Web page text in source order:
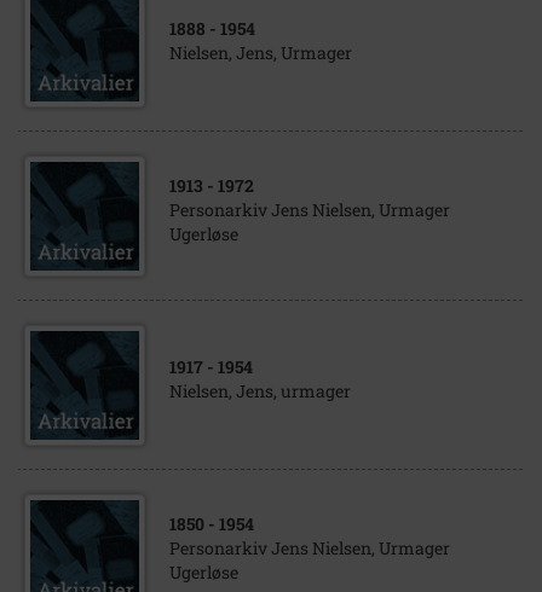
1888 - 1954
Nielsen, Jens, Urmager
1913 - 1972
Personarkiv Jens Nielsen, Urmager
Ugerløse
1917 - 1954
Nielsen, Jens, urmager
1850 - 1954
Personarkiv Jens Nielsen, Urmager
Ugerløse